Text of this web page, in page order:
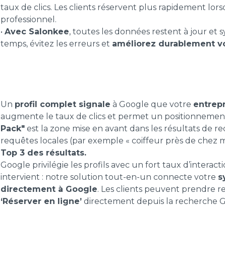
taux de clics. Les clients réservent plus rapidement
professionnel.
• Avec Salonkee, toutes les données restent à jour et
temps, évitez les erreurs et améliorez durablement
Un profil complet signale à Google que votre
augmente le taux de clics et permet un
Pack"est la zone mise en avant dans les résultats de
requêtes locales (par exemple « coiffeur près de chez
Top 3 des résultats.
Google privilégie les profils avec un fort taux
intervient : notre solution tout-en-un connecte votre
directement à Google. Les clients peuvent prendre
‘Réserver en ligne’directement depuis la recherche